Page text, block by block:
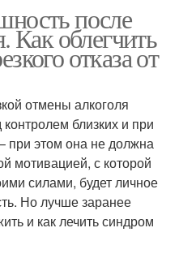
после
Как облегчить
отказа от
отмены алкоголя
близких и при
при этом она не должна
мотивацией, с которой
силами, будет личное
Но лучше заранее
и как лечить синдром